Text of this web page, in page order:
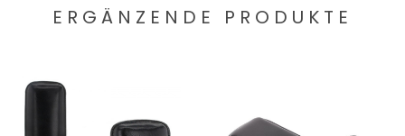
ERGÄNZENDE PRODUKTE